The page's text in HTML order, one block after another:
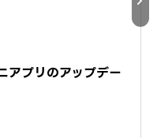
プリのアップデー